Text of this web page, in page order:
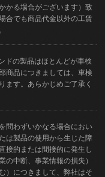
かる場合がございます）致
合でも商品代金以外の工賃
ドの製品はほとんどが車検
商品につきましては、車検
ます。あらかじめご了承く
問わずいかなる場合におい
は製品の使用から生じた障
接的または間接的に発生し
の中断、事業情報の損失）
）につきまして、弊社はそ